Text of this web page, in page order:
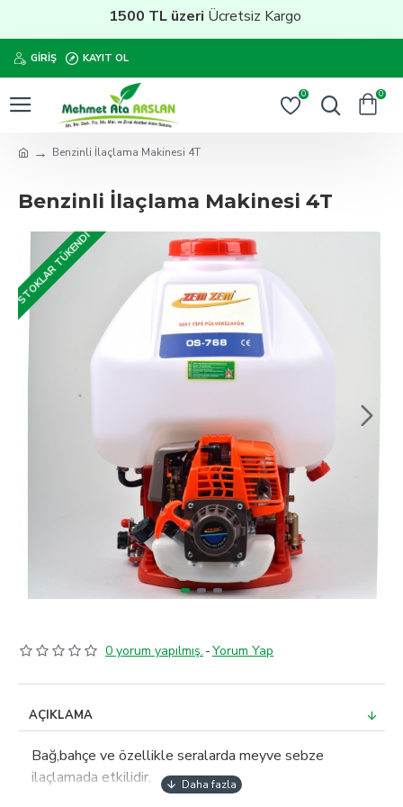
1500 TL üzeriÜcretsiz Kargo
GIRIŞ KAYIT OL
0 0
Benzinli İlaçlama Makinesi 4T
Benzinli İlaçlama Makinesi 4T
STOKLAR TÜKENDI
0 yorum yapılmış. -Yorum Yap
AÇIKLAMA
Bağ,bahçe ve özellikle seralarda meyve sebze
ilaçlamada etkilidir.